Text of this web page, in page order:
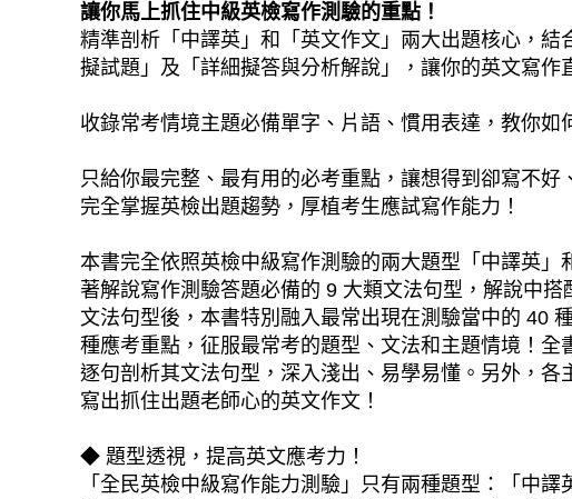
讓你馬上抓住中級英檢寫作測驗的重點！
精準剖析「中譯英」和「英文作文」兩大出題核心，
擬試題」及「詳細擬答與分析解說」，讓你的英文寫作
收錄常考情境主題必備單字、片語、慣用表達，教你
只給你最完整、最有用的必考重點，讓想得到卻寫不好
完全掌握英檢出題趨勢，厚植考生應試寫作能力！
本書完全依照英檢中級寫作測驗的兩大題型「中譯英
著解說寫作測驗答題必備的 9 大類文法句型，解說中
文法句型後，本書特別融入最常出現在測驗當中的 40
種應考重點，征服最常考的題型、文法和主題情境！
逐句剖析其文法句型，深入淺出、易學易懂。另外，
寫出抓住出題老師心的英文作文！
◆ 題型透視，提高英文應考力！
「全民英檢中級寫作能力測驗」只有兩種題型：「中